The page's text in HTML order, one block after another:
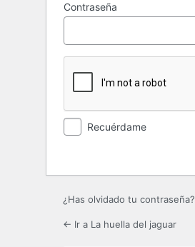
Contraseña
Recuérdame
¿Has olvidado tu contraseña?
← Ir a La huella del jaguar